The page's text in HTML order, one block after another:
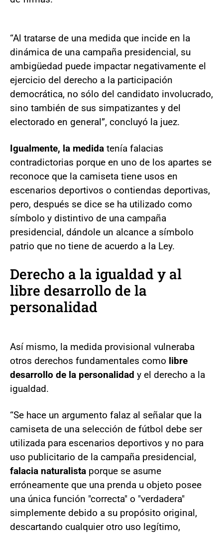
“Al tratarse de una medida que incide en la
dinámica de una campaña presidencial, su
ambigüedad puede impactar negativamente el
ejercicio del derecho a la participación
democrática, no sólo del candidato involucrado,
sino también de sus simpatizantes y del
electorado en general”, concluyó la juez.
Igualmente, la medida tenía falacias
contradictorias porque en uno de los apartes se
reconoce que la camiseta tiene usos en
escenarios deportivos o contiendas deportivas,
pero, después se dice se ha utilizado como
símbolo y distintivo de una campaña
presidencial, dándole un alcance a símbolo
patrio que no tiene de acuerdo a la Ley.
Derecho a la igualdad y al
libre desarrollo de la
personalidad
Así mismo, la medida provisional vulneraba
otros derechos fundamentales como libre
desarrollo de la personalidad y el derecho a la
igualdad.
“Se hace un argumento falaz al señalar que la
camiseta de una selección de fútbol debe ser
utilizada para escenarios deportivos y no para
uso publicitario de la campaña presidencial,
falacia naturalista porque se asume
erróneamente que una prenda u objeto posee
una única función "correcta" o "verdadera"
simplemente debido a su propósito original,
descartando cualquier otro uso legítimo,